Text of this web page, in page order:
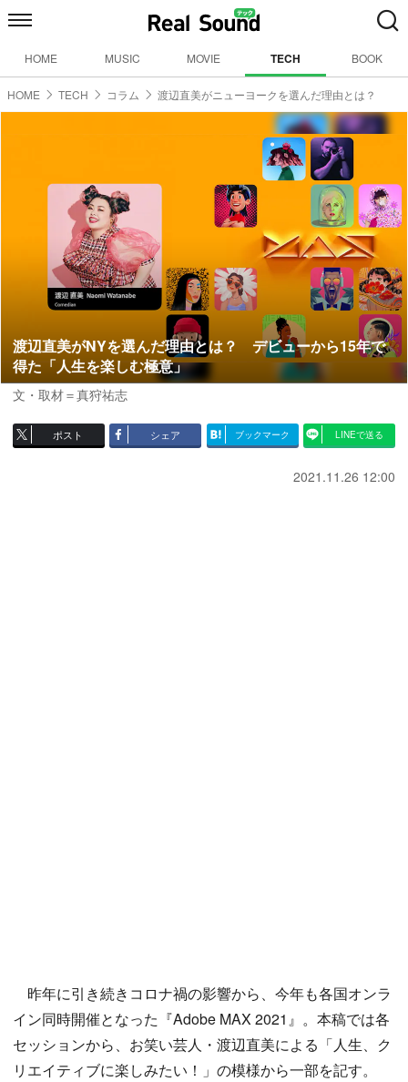
HOME MUSIC MOVIE TECH BOOK
HOME TECH コラム 渡辺直美がニューヨークを選んだ理由とは？
渡辺直美がNYを選んだ理由とは？ デビューから15年で
得た「人生を楽しむ極意」
文・取材＝真狩祐志
ポスト シェア ブックマーク LINEで送る
2021.11.26 12:00
昨年に引き続きコロナ禍の影響から、今年も各国オンラ
イン同時開催となった『Adobe MAX 2021』。本稿では各
セッションから、お笑い芸人・渡辺直美による「人生、ク
リエイティブに楽しみたい！」の模様から一部を記す。